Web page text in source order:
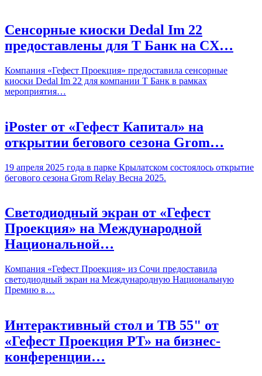
Сенсорные киоски Dedal Im 22
предоставлены для Т Банк на CX…
Компания «Гефест Проекция» предоставила сенсорные
киоски Dedal Im 22 для компании Т Банк в рамках
мероприятия…
iPoster от «Гефест Капитал» на
открытии бегового сезона Grom…
19 апреля 2025 года в парке Крылатском состоялось открытие
бегового сезона Grom Relay Весна 2025.
Светодиодный экран от «Гефест
Проекция» на Международной
Национальной…
Компания «Гефест Проекция» из Сочи предоставила
светодиодный экран на Международную Национальную
Премию в…
Интерактивный стол и ТВ 55" от
«Гефест Проекция РТ» на бизнес-
конференции…